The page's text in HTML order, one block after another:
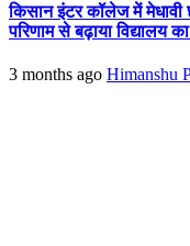
किसान इंटर कॉलेज में मेधावी
परिणाम से बढ़ाया विद्यालय
3 months ago Himanshu